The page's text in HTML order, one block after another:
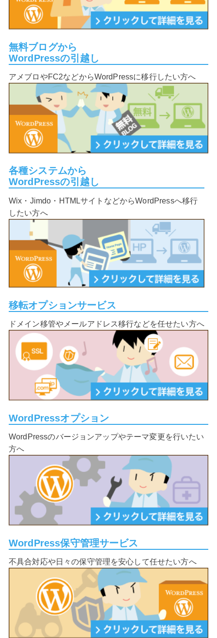
無料ブログから
WordPressの引越し
アメブロやFC2などからWordPressに移行したい方へ
各種システムから
WordPressの引越し
Wix・Jimdo・HTMLサイトなどからWordPressへ移行
したい方へ
移転オプションサービス
ドメイン移管やメールアドレス移行などを任せたい方へ
WordPressオプション
WordPressのバージョンアップやテーマ変更を行いたい
方へ
WordPress保守管理サービス
不具合対応や日々の保守管理を安心して任せたい方へ